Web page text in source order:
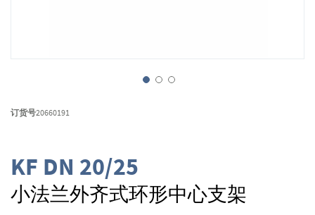
转
库
开
头
KF DN 20/25
小法兰外齐式环形中心支架
订货号20660191